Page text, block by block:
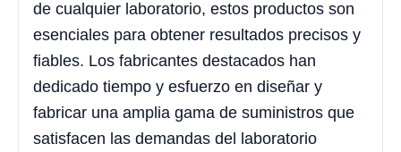
de cualquier laboratorio, estos productos son
esenciales para obtener resultados precisos y
fiables. Los fabricantes destacados han
dedicado tiempo y esfuerzo en diseñar y
fabricar una amplia gama de suministros que
satisfacen las demandas del laboratorio